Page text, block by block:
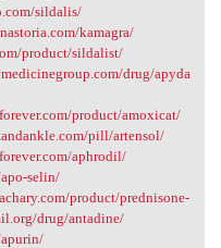
sildalis/
kamagra/
product/sildalist/
drug/apyda
product/amoxicat/
pill/artensol/
aphrodil/
selin/
product/prednisone-
drug/antadine/